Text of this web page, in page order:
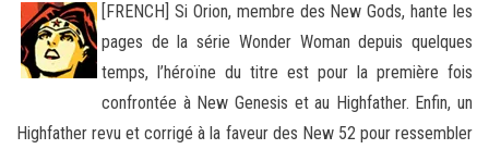
[FRENCH] Si Orion, membre des New Gods, hante les
pages de la série Wonder Woman depuis quelques
temps, l’héroïne du titre est pour la première fois
confrontée à New Genesis et au Highfather. Enfin, un
Highfather revu et corrigé à la faveur des New 52 pour ressembler